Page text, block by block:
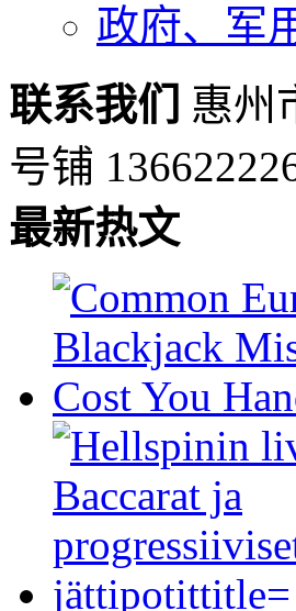
政府、军
联系我们
惠州
号铺
最新热文